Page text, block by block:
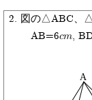
図の△ABC、
AB=6cm,